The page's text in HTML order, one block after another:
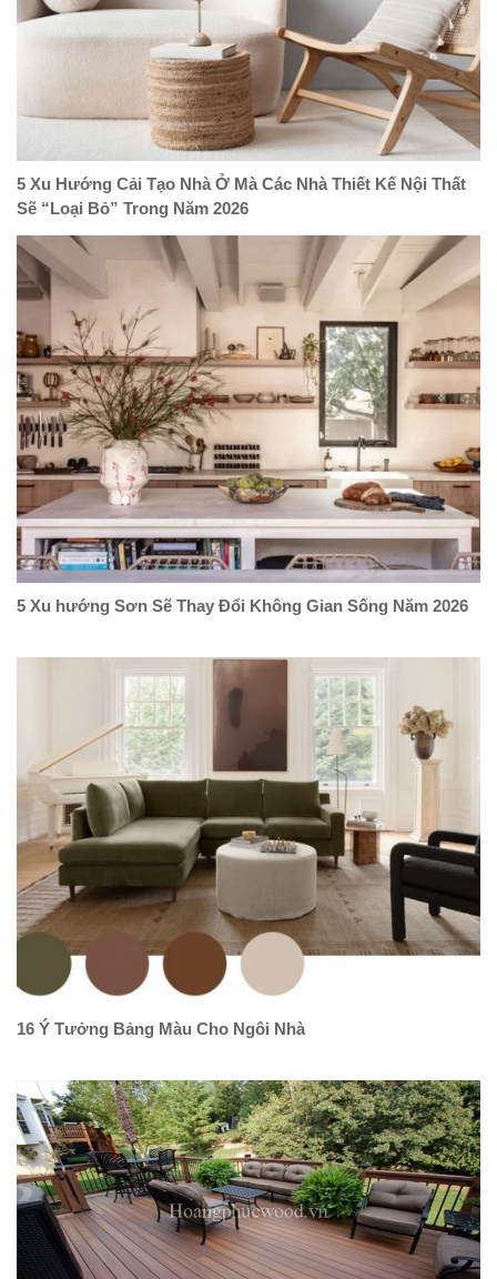
5 Xu Hướng Cải Tạo Nhà Ở Mà Các Nhà Thiết Kế Nội Thất
Sẽ “Loại Bỏ” Trong Năm 2026
5 Xu hướng Sơn Sẽ Thay Đổi Không Gian Sống Năm 2026
16 Ý Tưởng Bảng Màu Cho Ngôi Nhà